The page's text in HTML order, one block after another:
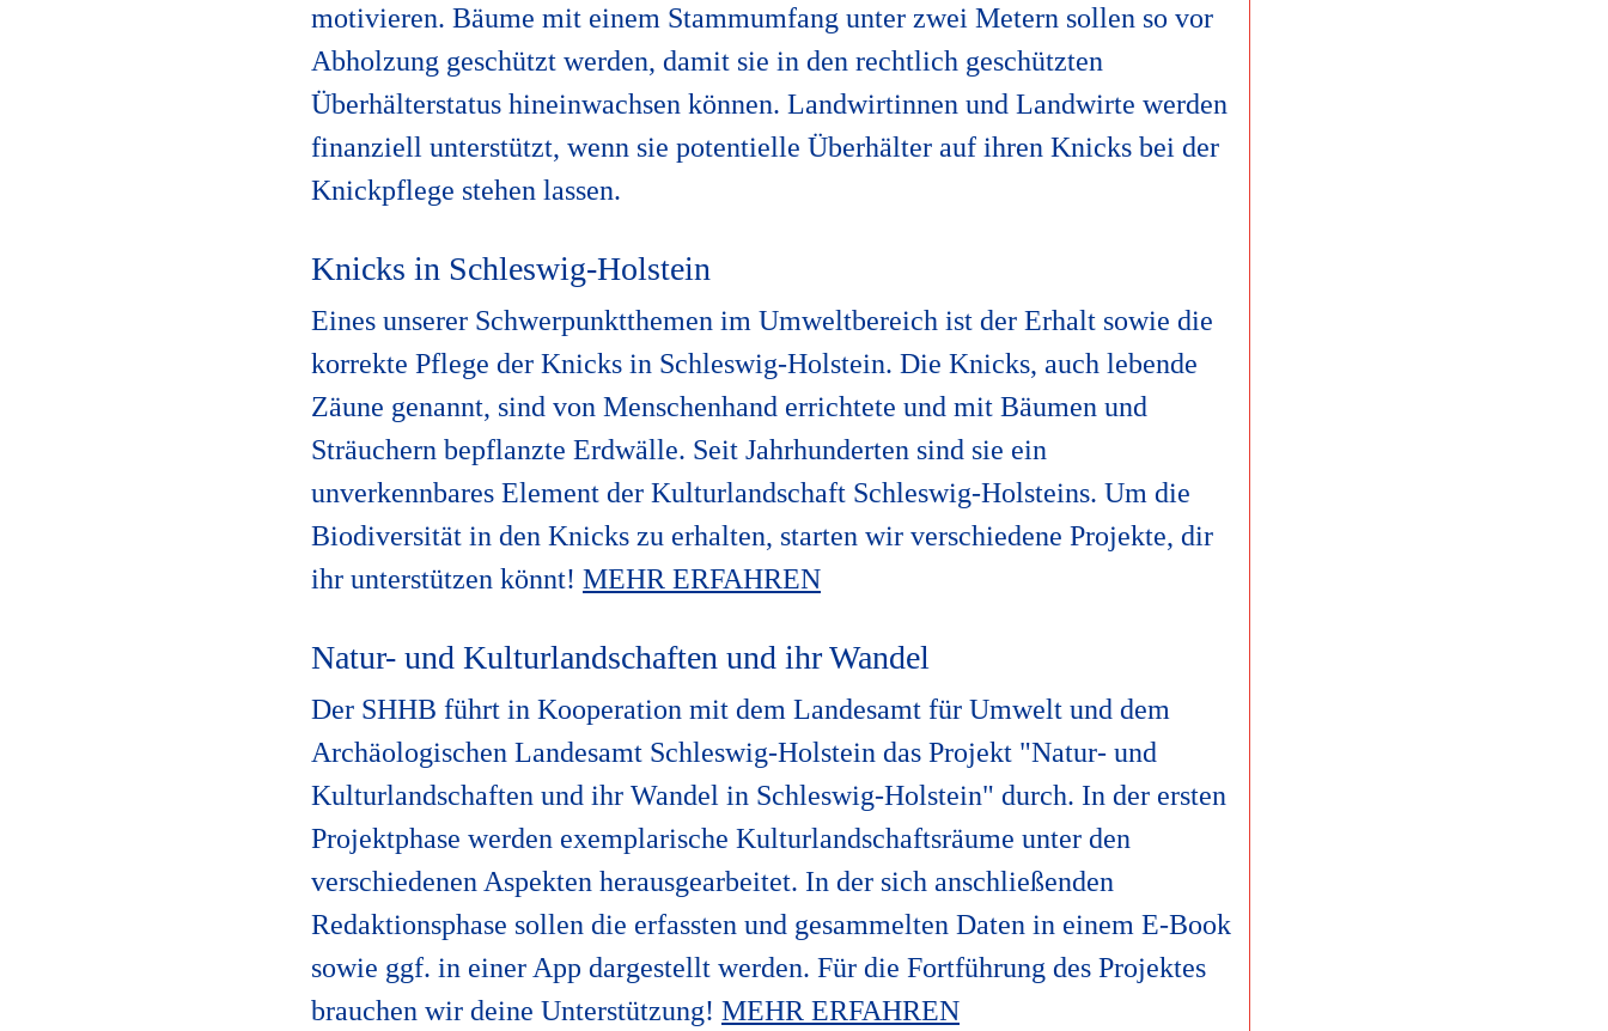
motivieren. Bäume mit einem Stammumfang unter zwei Metern sollen so vor
Abholzung geschützt werden, damit sie in den rechtlich geschützten
Überhälterstatus hineinwachsen können. Landwirtinnen und Landwirte werden
finanziell unterstützt, wenn sie potentielle Überhälter auf ihren Knicks bei der
Knickpflege stehen lassen.
Knicks in Schleswig-Holstein
Eines unserer Schwerpunktthemen im Umweltbereich ist der Erhalt sowie die
korrekte Pflege der Knicks in Schleswig-Holstein. Die Knicks, auch lebende
Zäune genannt, sind von Menschenhand errichtete und mit Bäumen und
Sträuchern bepflanzte Erdwälle. Seit Jahrhunderten sind sie ein
unverkennbares Element der Kulturlandschaft Schleswig-Holsteins. Um die
Biodiversität in den Knicks zu erhalten, starten wir verschiedene Projekte, dir
ihr unterstützen könnt! MEHR ERFAHREN
Natur- und Kulturlandschaften und ihr Wandel
Der SHHB führt in Kooperation mit dem Landesamt für Umwelt und dem
Archäologischen Landesamt Schleswig-Holstein das Projekt "Natur- und
Kulturlandschaften und ihr Wandel in Schleswig-Holstein" durch. In der ersten
Projektphase werden exemplarische Kulturlandschaftsräume unter den
verschiedenen Aspekten herausgearbeitet. In der sich anschließenden
Redaktionsphase sollen die erfassten und gesammelten Daten in einem E-Book
sowie ggf. in einer App dargestellt werden. Für die Fortführung des Projektes
brauchen wir deine Unterstützung! MEHR ERFAHREN